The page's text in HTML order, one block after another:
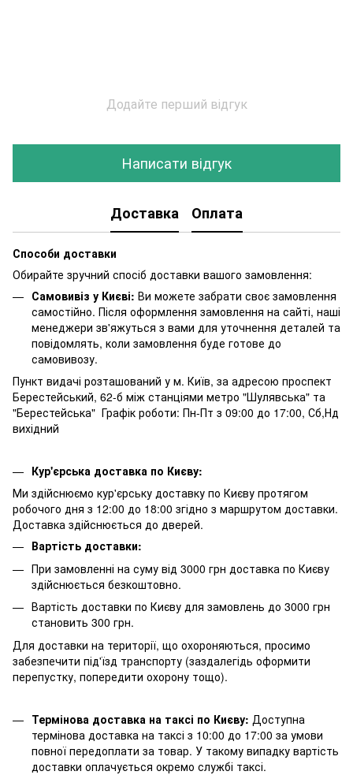
Додайте перший відгук
Написати відгук
Доставка Оплата
Способи доставки
Обирайте зручний спосіб доставки вашого замовлення:
Самовивіз у Києві: Ви можете забрати своє замовлення
самостійно. Після оформлення замовлення на сайті, наші
менеджери зв'яжуться з вами для уточнення деталей та
повідомлять, коли замовлення буде готове до
самовивозу.
Пункт видачі розташований у м. Київ, за адресою проспект
Берестейський, 62-б між станціями метро "Шулявська" та
"Берестейська" Графік роботи: Пн-Пт з 09:00 до 17:00, Сб,Нд
вихідний
Кур'єрська доставка по Києву:
Ми здійснюємо кур'єрську доставку по Києву протягом
робочого дня з 12:00 до 18:00 згідно з маршрутом доставки.
Доставка здійснюється до дверей.
Вартість доставки:
При замовленні на суму від 3000 грн доставка по Києву
здійснюється безкоштовно.
Вартість доставки по Києву для замовлень до 3000 грн
становить 300 грн.
Для доставки на території, що охороняються, просимо
забезпечити під'їзд транспорту (заздалегідь оформити
перепустку, попередити охорону тощо).
Термінова доставка на таксі по Києву: Доступна
термінова доставка на таксі з 10:00 до 17:00 за умови
повної передоплати за товар. У такому випадку вартість
доставки оплачується окремо службі таксі.